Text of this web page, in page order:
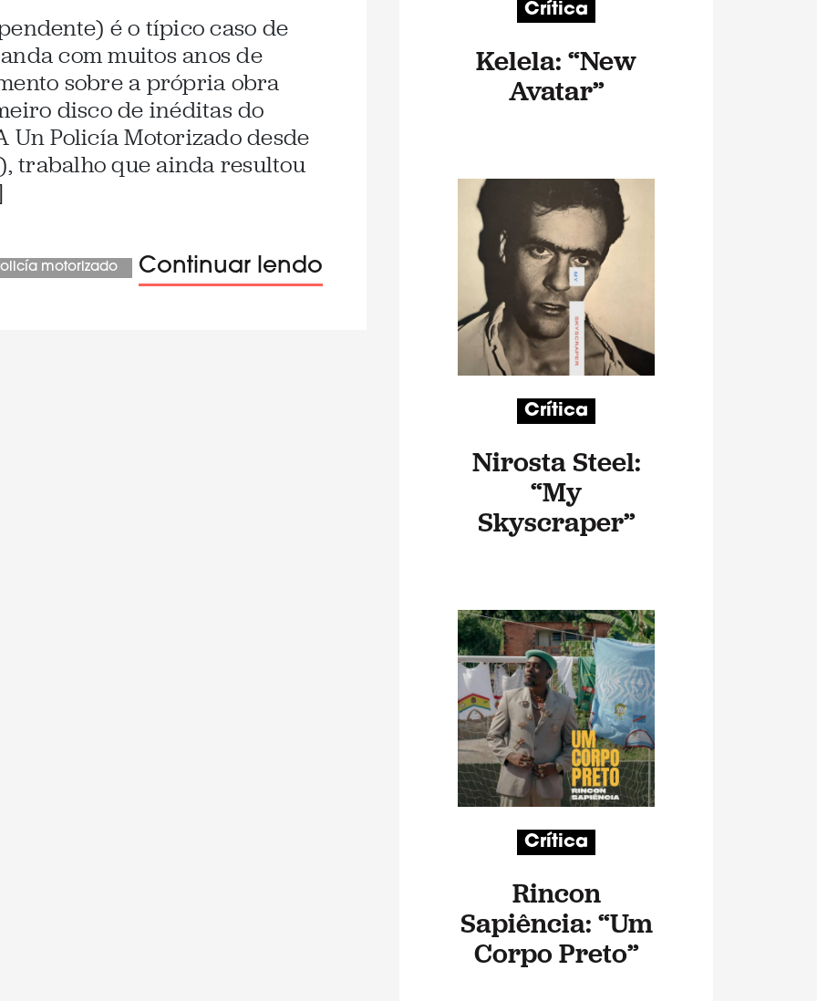
é o típico caso de
com muitos anos de
sobre a própria obra
disco de inéditas do
Un Policía Motorizado desde
trabalho que ainda resultou
motorizado Continuar lendo
Crítica
Kelela: “New
Avatar”
Crítica
Nirosta Steel:
“My
Skyscraper”
Crítica
Rincon
Sapiência: “Um
Corpo Preto”